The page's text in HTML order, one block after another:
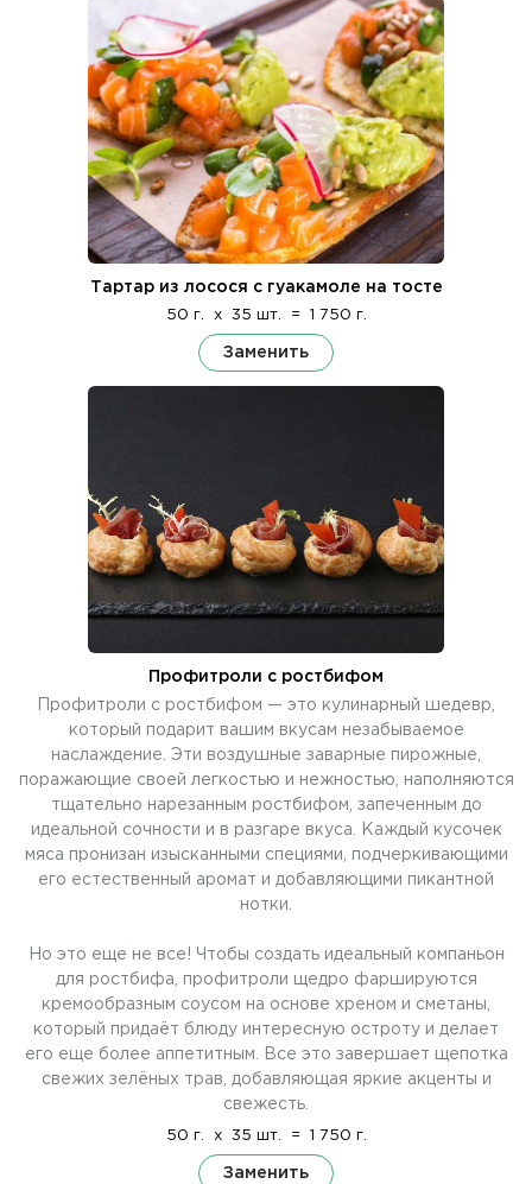
Тартар из лосося с гуакамоле на тосте
50 г. x 35 шт. = 1 750 г.
Заменить
Профитроли с ростбифом
Профитроли с ростбифом — это кулинарный шедевр,
который подарит вашим вкусам незабываемое
наслаждение. Эти воздушные заварные пирожные,
поражающие своей легкостью и нежностью, наполняются
тщательно нарезанным ростбифом, запеченным до
идеальной сочности и в разгаре вкуса. Каждый кусочек
мяса пронизан изысканными специями, подчеркивающими
его естественный аромат и добавляющими пикантной
нотки.
Но это еще не все! Чтобы создать идеальный компаньон
для ростбифа, профитроли щедро фаршируются
кремообразным соусом на основе хреном и сметаны,
который придаёт блюду интересную остроту и делает
его еще более аппетитным. Все это завершает щепотка
свежих зелёных трав, добавляющая яркие акценты и
свежесть.
50 г. x 35 шт. = 1 750 г.
Заменить